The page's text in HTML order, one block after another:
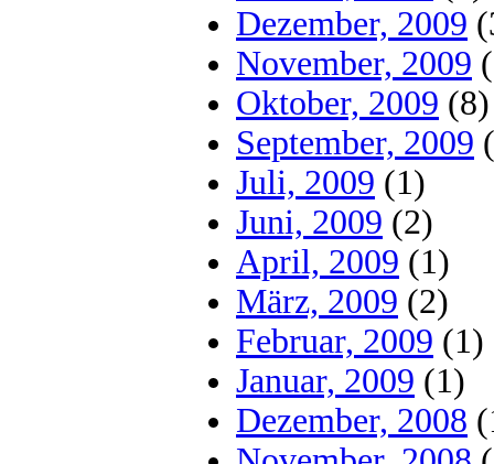
Dezember, 2009
November, 2009
Oktober, 2009 (8)
September, 2009
Juli, 2009 (1)
Juni, 2009 (2)
April, 2009 (1)
März, 2009 (2)
Februar, 2009 (1)
Januar, 2009 (1)
Dezember, 2008